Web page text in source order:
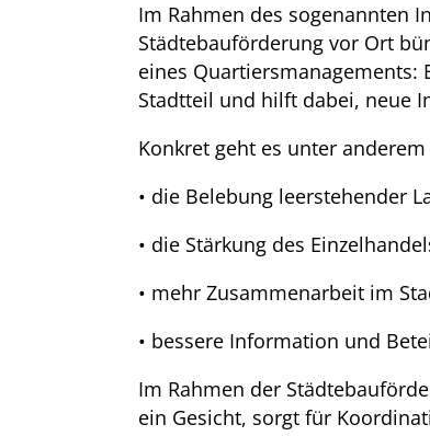
Im Rahmen des sogenannten
Städtebauförderung vor Ort
eines Quartiersmanagements:
Stadtteil und hilft dabei, neue
Konkret geht es unter
• die Belebung leerstehender
• die Stärkung des
• mehr Zusammenarbeit im
• bessere Information und
Im Rahmen der
ein Gesicht, sorgt für